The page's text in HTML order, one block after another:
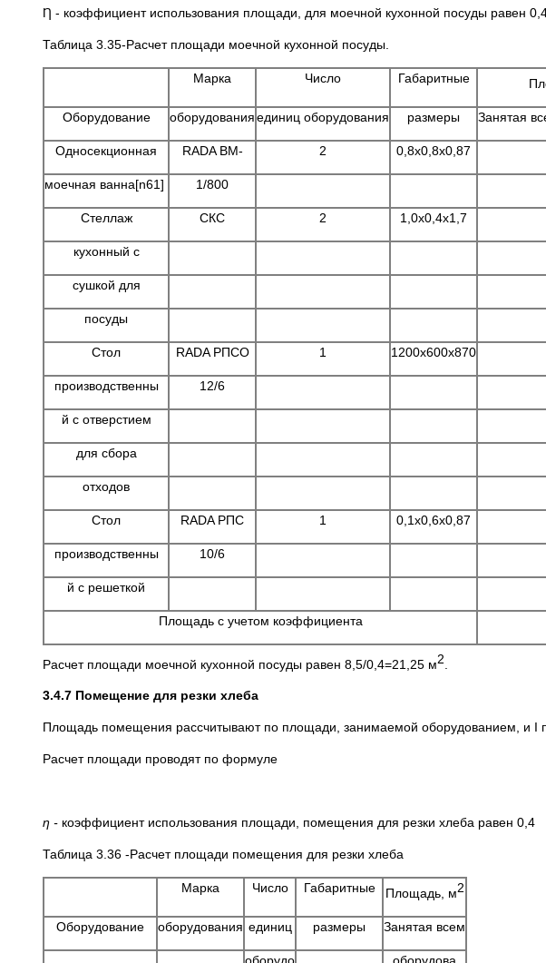
Ƞ - коэффициент использования площади, для моечной кухонной посуды равен
Таблица 3.35-Расчет площади моечной кухонной посуды.
Марка Число Габаритные
Оборудование оборудованияединиц оборудования размеры Занятая
Односекционная RADA ВМ- 2 0,8x0,8x0,87
моечная ванна[n61] 1/800
Стеллаж СКС 2 1,0x0,4x1,7
кухонный с
сушкой для
посуды
Стол RADA РПСО 1 1200x600x870
производственны 12/6
й с отверстием
для сбора
отходов
Стол RADA РПС 1 0,1x0,6x0,87
производственны 10/6
й с решеткой
Площадь с учетом коэффициента
Расчет площади моечной кухонной посуды равен 8,5/0,4=21,25 м2
3.4.7 Помещение для резки хлеба
Площадь помещения рассчитывают по площади, занимаемой оборудованием, и I
Расчет площади проводят по формуле
ƞ - коэффициент использования площади, помещения для резки хлеба равен 0,4
Таблица 3.36 -Расчет площади помещения для резки хлеба
Марка Число Габаритные Площадь, м2
Оборудование оборудования единиц размеры Занятая всем